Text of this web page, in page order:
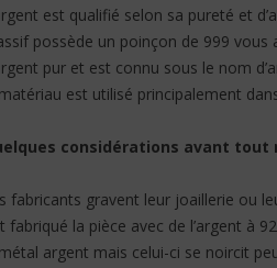
est qualifié selon sa pureté et
possède un poinçon de 999 vous
pur et est connu sous le nom
est utilisé principalement
considérations avant tout
fabricants gravent leur joaillerie ou
fabriqué la pièce avec de l’argent à
argent mais celui-ci se noircit